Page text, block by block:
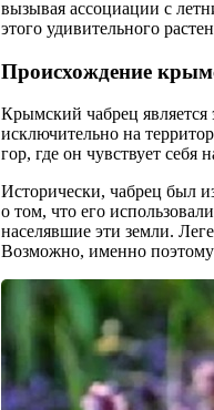
вызывая ассоциации с
этого удивительного
Происхождение
Крымский чабрец является
исключительно на
гор, где он чувствует
Исторически, чабрец был
о том, что его
населявшие эти земли.
Возможно, именно поэтому